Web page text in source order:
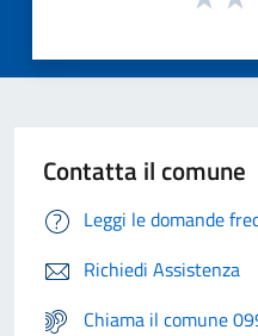
Contatta il comune
Leggi le domande
Richiedi Assistenza
Chiama il comune